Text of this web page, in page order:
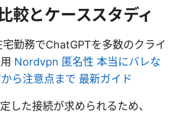
較とケーススタディ
宅勤務でChatGPTを多数のクライ
Nordvpn 匿名性 本当にバレな
ら注意点まで 最新ガイド
した接続が求められるため、